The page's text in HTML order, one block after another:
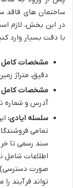
ساختمان های فاقد
در این بخش، لازم
با دقت بسیار وارد
مشخصات کامل
دقیق، متراژ
مشخصات کامل
آدرس و شماره
سلسله ایادی:
تمامی
سند رسمی تا
اطلاعات شامل
صورت
تواند فرآیند